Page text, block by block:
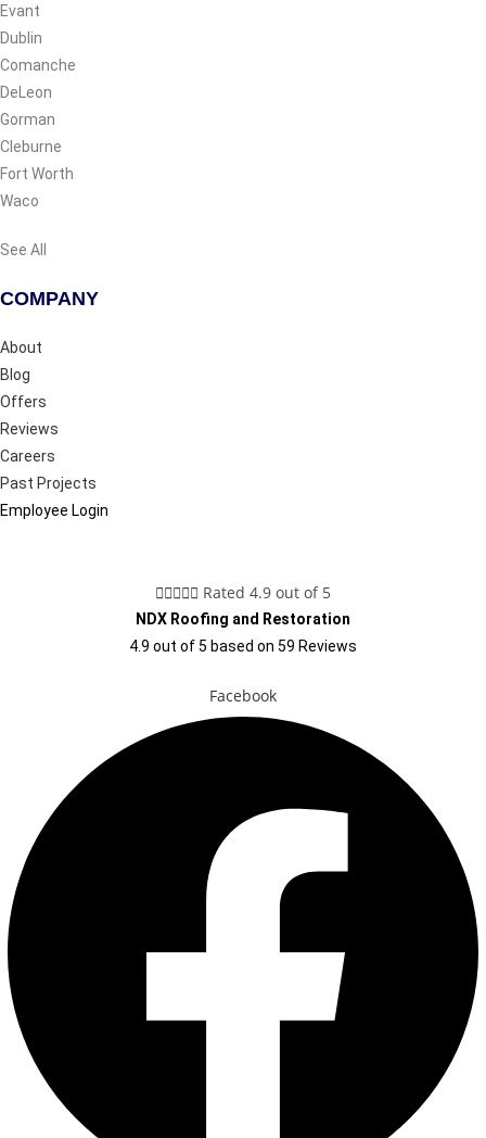
Evant
Dublin
Comanche
DeLeon
Gorman
Cleburne
Fort Worth
Waco
See All
COMPANY
About
Blog
Offers
Reviews
Careers
Past Projects
Employee Login
 Rated 4.9 out of 5
NDX Roofing and Restoration
4.9 out of5 based on 59 Reviews
Facebook